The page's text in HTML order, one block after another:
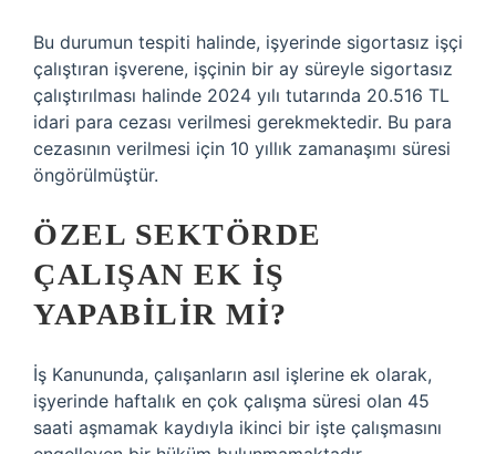
Bu durumun tespiti halinde, işyerinde sigortasız işçi
çalıştıran işverene, işçinin bir ay süreyle sigortasız
çalıştırılması halinde 2024 yılı tutarında 20.516 TL
idari para cezası verilmesi gerekmektedir. Bu para
cezasının verilmesi için 10 yıllık zamanaşımı süresi
öngörülmüştür.
ÖZEL SEKTÖRDE
ÇALIŞAN EK IŞ
YAPABILIR MI?
İş Kanununda, çalışanların asıl işlerine ek olarak,
işyerinde haftalık en çok çalışma süresi olan 45
saati aşmamak kaydıyla ikinci bir işte çalışmasını